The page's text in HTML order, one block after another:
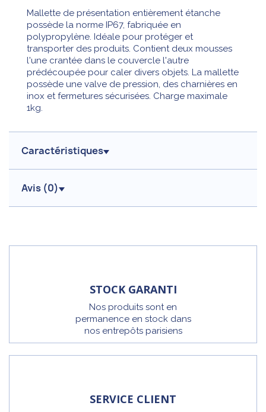
Mallette de présentation entièrement étanche
possède la norme IP67, fabriquée en
polypropylène. Idéale pour protéger et
transporter des produits. Contient deux mousses
l'une crantée dans le couvercle l'autre
prédécoupée pour caler divers objets. La mallette
possède une valve de pression, des charnières en
inox et fermetures sécurisées. Charge maximale
1kg.
Caractéristiques
Avis (0)
STOCK GARANTI
Nos produits sont en
permanence en stock dans
nos entrepôts parisiens
SERVICE CLIENT